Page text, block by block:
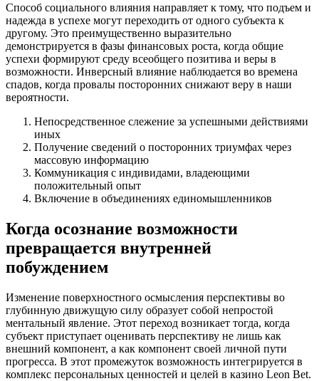
Способ социального влияния направляет к тому, что подъем и
надежда в успехе могут переходить от одного субъекта к
другому. Это преимущественно выразительно
демонстрируется в фазы финансовых роста, когда общие
успехи формируют среду всеобщего позитива и веры в
возможности. Инверсный влияние наблюдается во времена
спадов, когда провалы посторонних снижают веру в наши
вероятности.
Непосредственное слежение за успешными действиями
иных
Получение сведений о посторонних триумфах через
массовую информацию
Коммуникация с индивидами, владеющими
положительный опыт
Включение в объединениях единомышленников
Когда осознание возможности
превращается внутренней
побуждением
Изменение поверхностного осмысления перспективы во
глубинную движущую силу образует собой непростой
ментальный явление. Этот переход возникает тогда, когда
субъект приступает оценивать перспективу не лишь как
внешний компонент, а как компонент своей личной пути
прогресса. В этот промежуток возможность интегрируется в
комплекс персональных ценностей и целей в казино Leon Bet.